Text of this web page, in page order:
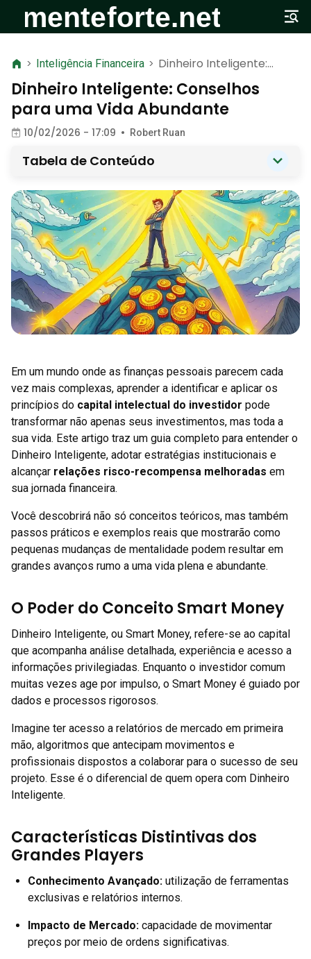
> Inteligência Financeira > Dinheiro Inteligente:
Conselhos para uma Vida
Abundante
Dinheiro Inteligente: Conselhos
para uma Vida Abundante
10/02/2026 - 17:09 • Robert Ruan
Tabela de Conteúdo
Em um mundo onde as finanças pessoais parecem cada
vez mais complexas, aprender a identificar e aplicar os
princípios do capital intelectual do investidor pode
transformar não apenas seus investimentos, mas toda a
sua vida. Este artigo traz um guia completo para entender o
Dinheiro Inteligente, adotar estratégias institucionais e
alcançar relações risco-recompensa melhoradas em
sua jornada financeira.
Você descobrirá não só conceitos teóricos, mas também
passos práticos e exemplos reais que mostrarão como
pequenas mudanças de mentalidade podem resultar em
grandes avanços rumo a uma vida plena e abundante.
O Poder do Conceito Smart Money
Dinheiro Inteligente, ou Smart Money, refere-se ao capital
que acompanha análise detalhada, experiência e acesso a
informações privilegiadas. Enquanto o investidor comum
muitas vezes age por impulso, o Smart Money é guiado por
dados e processos rigorosos.
Imagine ter acesso a relatórios de mercado em primeira
mão, algoritmos que antecipam movimentos e
profissionais dispostos a colaborar para o sucesso de seu
projeto. Esse é o diferencial de quem opera com Dinheiro
Inteligente.
Características Distintivas dos
Grandes Players
Conhecimento Avançado: utilização de ferramentas
exclusivas e relatórios internos.
Impacto de Mercado: capacidade de movimentar
preços por meio de ordens significativas.